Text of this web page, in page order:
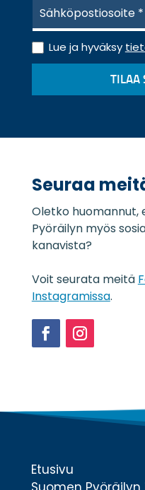
h
k
ö
s
*
T
i
o
o
s
l
o
s
*
Lue ja hyväksy
TILAA
Seuraa
Oletko huomannut,
Pyöräilyn myös
kanavista?
Voit seurata meitä
Instagramissa.
Etusivu